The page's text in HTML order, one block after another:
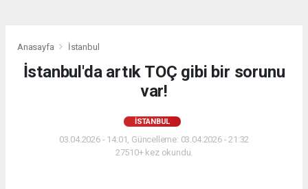
Anasayfa İstanbul
İstanbul'da artık TOÇ gibi bir sorunu
var!
İSTANBUL
03.04.2026 - 14:01, Güncelleme: 03.04.2026 - 21:32
27510+ kez okundu.